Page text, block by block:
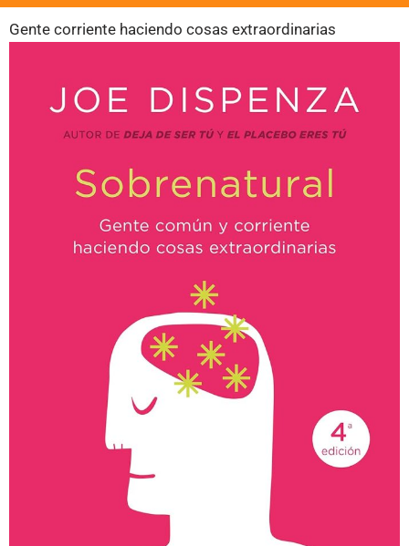
Gente corriente haciendo cosas extraordinarias